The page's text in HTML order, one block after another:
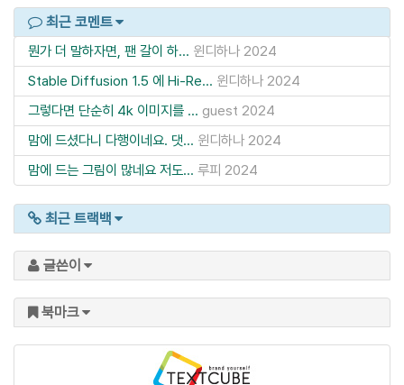
최근 코멘트
뭔가 더 말하자면, 팬 갈이 하... 윈디하나 2024
Stable Diffusion 1.5 에 Hi-Re... 윈디하나 2024
그렇다면 단순히 4k 이미지를 ... guest 2024
맘에 드셨다니 다행이네요. 댓... 윈디하나 2024
맘에 드는 그림이 많네요 저도... 루피 2024
최근 트랙백
글쓴이
북마크